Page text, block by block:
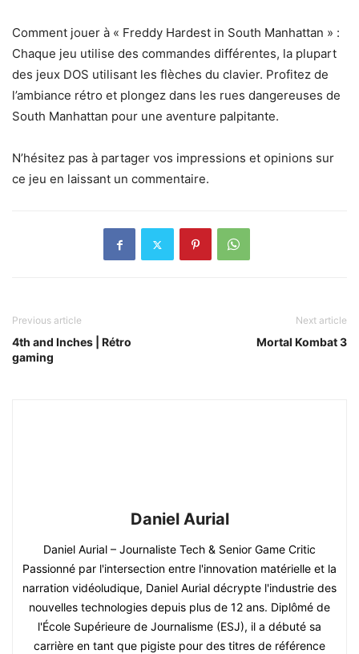
Comment jouer à « Freddy Hardest in South Manhattan » :
Chaque jeu utilise des commandes différentes, la plupart
des jeux DOS utilisant les flèches du clavier. Profitez de
l’ambiance rétro et plongez dans les rues dangereuses de
South Manhattan pour une aventure palpitante.
N’hésitez pas à partager vos impressions et opinions sur
ce jeu en laissant un commentaire.
Previous article
4th and Inches | Rétro
gaming
Next article
Mortal Kombat 3
Daniel Aurial
Daniel Aurial – Journaliste Tech & Senior Game Critic
Passionné par l'intersection entre l'innovation matérielle et la
narration vidéoludique, Daniel Aurial décrypte l'industrie des
nouvelles technologies depuis plus de 12 ans. Diplômé de
l'École Supérieure de Journalisme (ESJ), il a débuté sa
carrière en tant que pigiste pour des titres de référence